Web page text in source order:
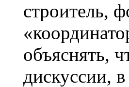
строитель,
объяснять,
дискуссии,